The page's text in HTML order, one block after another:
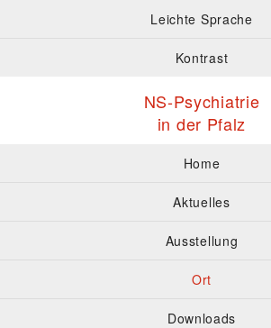
Leichte Sprache
Kontrast
NS-Psychiatrie
in der Pfalz
Home
Aktuelles
Ausstellung
Ort
Downloads